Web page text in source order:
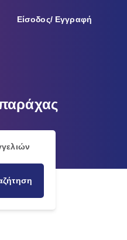
Είσοδος/ Εγγραφή